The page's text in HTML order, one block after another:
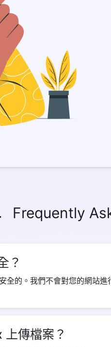
Frequently
？
全的。我們不會對您的網站
傳檔案？